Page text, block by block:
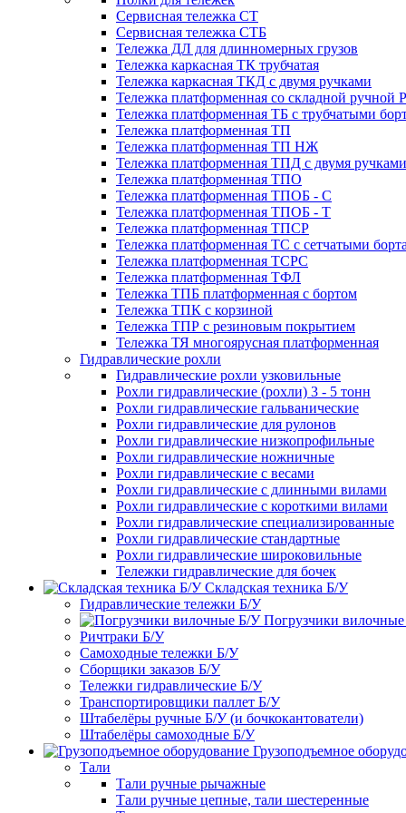
Сервисная тележка СТ
Сервисная тележка СТБ
Тележка ДЛ для длинномерных грузов
Тележка каркасная ТК трубчатая
Тележка каркасная ТКД с двумя ручками
Тележка платформенная со складной ручной
Тележка платформенная ТБ с трубчатыми
Тележка платформенная ТП
Тележка платформенная ТП НЖ
Тележка платформенная ТПД с двумя ручками
Тележка платформенная ТПО
Тележка платформенная ТПОБ - С
Тележка платформенная ТПОБ - Т
Тележка платформенная ТПСР
Тележка платформенная ТС с сетчатыми
Тележка платформенная ТСРС
Тележка платформенная ТФЛ
Тележка ТПБ платформенная с бортом
Тележка ТПК с корзиной
Тележка ТПР с резиновым покрытием
Тележка ТЯ многоярусная платформенная
Гидравлические рохли
Гидравлические рохли узковильные
Рохли гидравлические (рохли) 3 - 5 тонн
Рохли гидравлические гальванические
Рохли гидравлические для рулонов
Рохли гидравлические низкопрофильные
Рохли гидравлические ножничные
Рохли гидравлические с весами
Рохли гидравлические с длинными вилами
Рохли гидравлические с короткими вилами
Рохли гидравлические специализированные
Рохли гидравлические стандартные
Рохли гидравлические широковильные
Тележки гидравлические для бочек
Складская техника Б/У
Гидравлические тележки Б/У
Погрузчики
Ричтраки Б/У
Самоходные тележки Б/У
Сборщики заказов Б/У
Тележки гидравлические Б/У
Транспортировщики паллет Б/У
Штабелёры ручные Б/У (и бочкокантователи)
Штабелёры самоходные Б/У
Грузоподъемное
Тали
Тали ручные рычажные
Тали ручные цепные, тали шестеренные